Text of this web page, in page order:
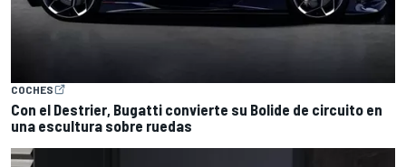
COCHES
Con el Destrier, Bugatti convierte su Bolide de circuito en
una escultura sobre ruedas